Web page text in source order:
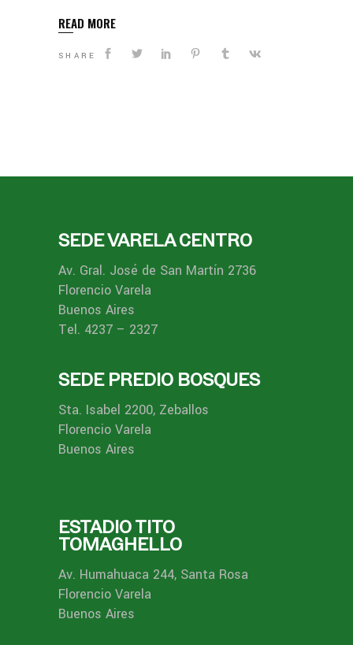
READ MORE
SHARE
SEDE VARELA CENTRO
Av. Gral. José de San Martín 2736
Florencio Varela
Buenos Aires
Tel. 4237 – 2327
SEDE PREDIO BOSQUES
Sta. Isabel 2200, Zeballos
Florencio Varela
Buenos Aires
ESTADIO TITO
TOMAGHELLO
Av. Humahuaca 244, Santa Rosa
Florencio Varela
Buenos Aires